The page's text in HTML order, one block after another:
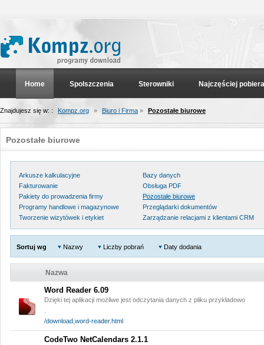
Home Spolszczenia Sterowniki Najczęściej
Znajdujesz się w: : Kompz.org » Biuro i Firma » Pozostałe biurowe
Pozostałe biurowe
Arkusze kalkulacyjne
Bazy danych
Fakturowanie
Obsługa PDF
Pakiety do prowadzenia firmy
Pozostałe biurowe
Programy handlowe i magazynowe
Przeglądarki dokumentów
Tworzenie wizytówek i etykiet
Zarządzanie relacjami z klientami CRM
Sortuj wg Nazwy Liczby pobrań Daty dodania
Nazwa
Word Reader 6.09
Dzięki tej aplikacji możliwe jest odczytania danych z pliku przykładowo
/download,word-reader.html
CodeTwo NetCalendars 2.1.1